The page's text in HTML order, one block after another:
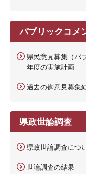
パブリックコメ
県民意見募集（パ
年度の実施計画
過去の御意見募集
県政世論調査
県政世論調査につ
世論調査の結果